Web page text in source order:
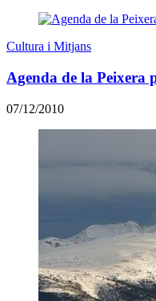
Cultura i Mitjans
Agenda de la Peixera
07/12/2010